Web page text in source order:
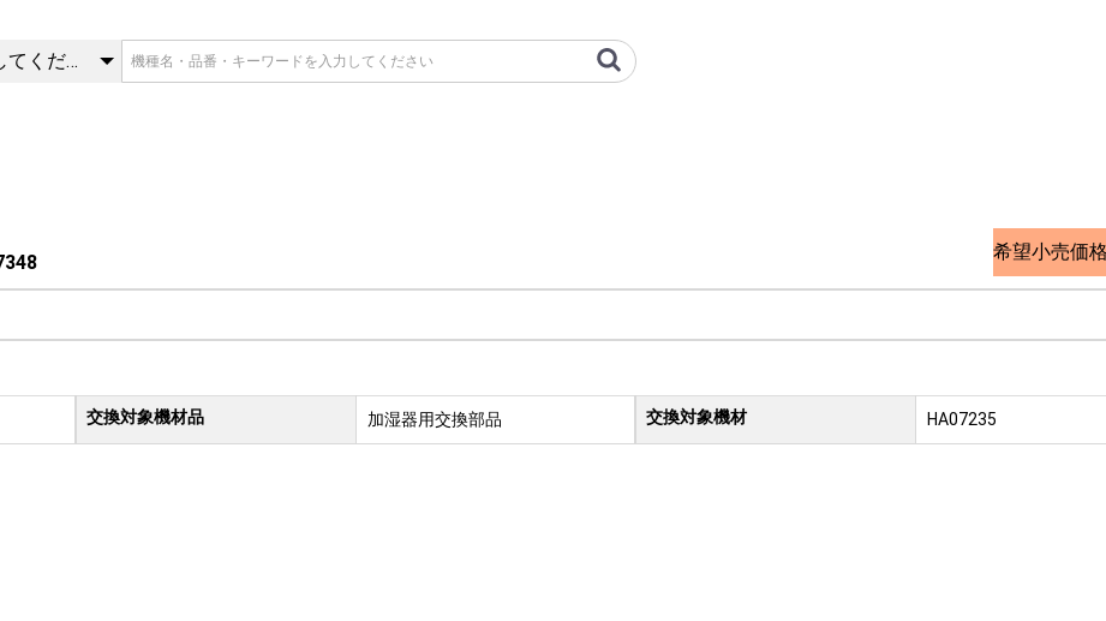
| 交換部品 | 三菱重工冷熱 オプション検索サイト
カテゴリを選択してください
希望小売価
交換対象機材品 加湿器用交換部品 交換対象機材 HA07235